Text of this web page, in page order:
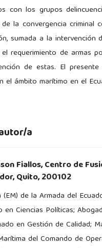
con los grupos
la convergencia criminal
sumada a la intervención
requerimiento de armas
de estas. El
el ámbito marítimo en el
a
Fiallos,Centro de
Quito, 200102
de la Armada del
en Ciencias Políticas;
en Gestión de Calidad;
del Comando de